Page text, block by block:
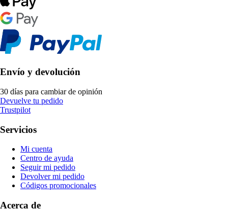
Envío y devolución
30 días para cambiar de opinión
Devuelve tu pedido
Trustpilot
Servicios
Mi cuenta
Centro de ayuda
Seguir mi pedido
Devolver mi pedido
Códigos promocionales
Acerca de